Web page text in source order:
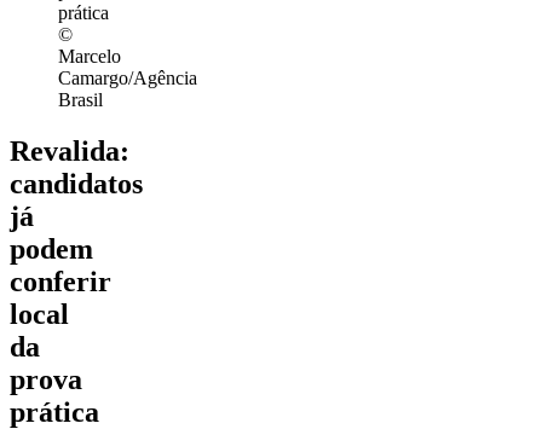
©
Marcelo
Camargo/Agência
Brasil
Revalida:
candidatos
já
podem
conferir
local
da
prova
prática